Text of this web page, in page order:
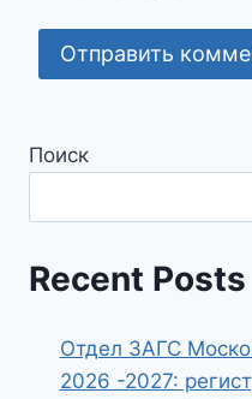
Поиск
Recent Posts
Отдел ЗАГС
2026 -2027: